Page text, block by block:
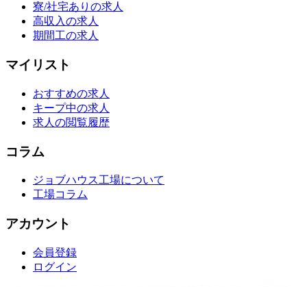
寮/社宅ありの求人
高収入の求人
期間工の求人
マイリスト
おすすめの求人
キープ中の求人
求人の閲覧履歴
コラム
ジョブハウス工場について
工場コラム
アカウント
会員登録
ログイン